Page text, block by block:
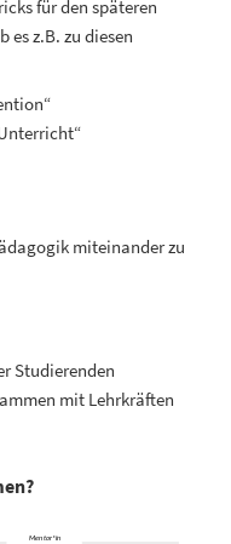
für den späteren
es z.B. zu diesen
miteinander zu
Studierenden
mit Lehrkräften